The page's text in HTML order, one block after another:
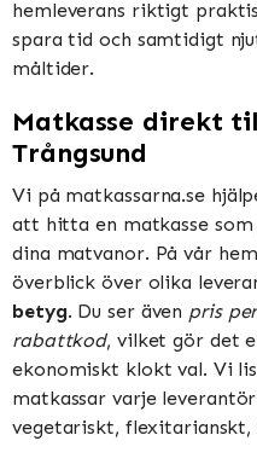
hemleverans riktigt
spara tid och samtidigt
måltider.
Matkasse direkt
Trångsund
Vi på matkassarna.se
att hitta en matkasse som
dina matvanor. På vår
överblick över olika
betyg. Du ser även pris
rabattkod, vilket gör det
ekonomiskt klokt val. Vi
matkassar varje
vegetariskt,